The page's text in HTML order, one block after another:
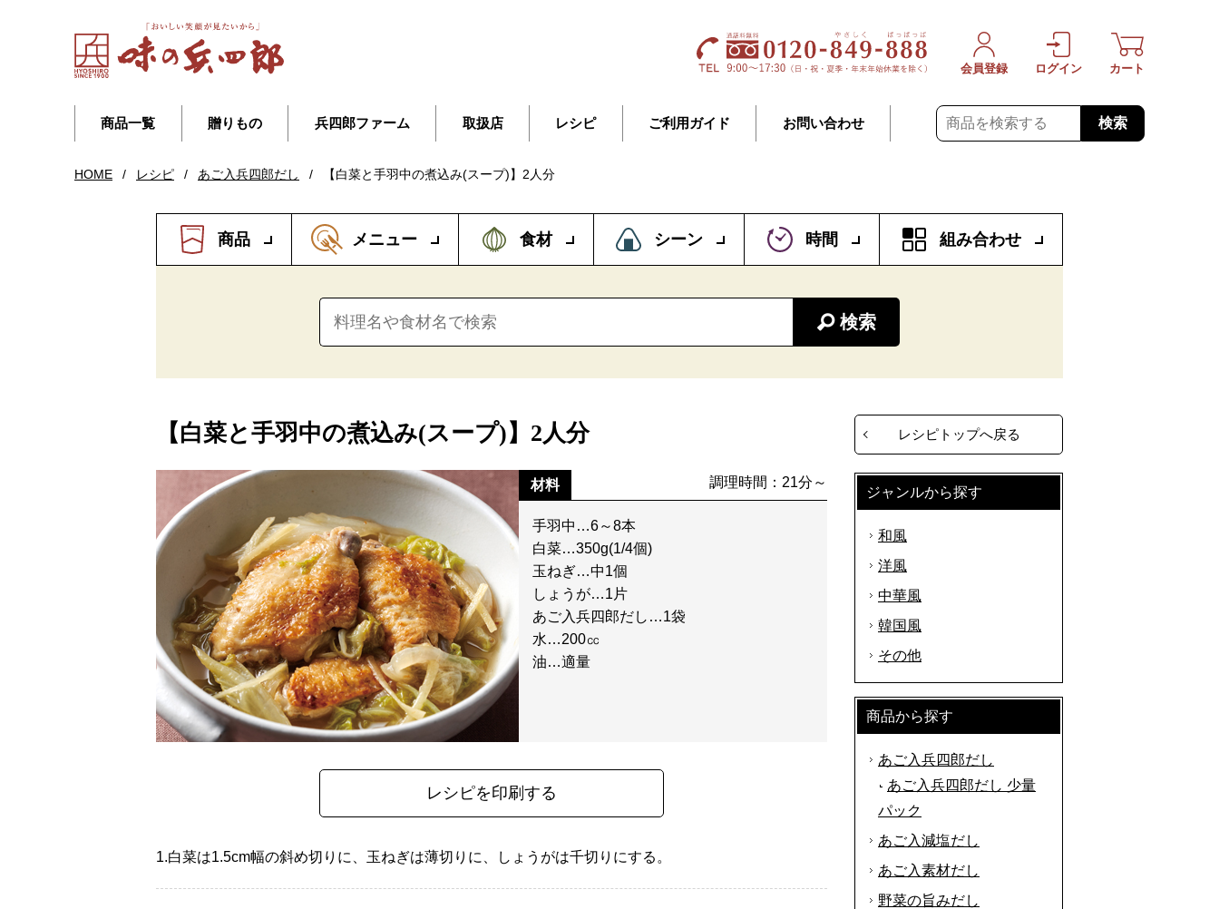
商品一覧 贈りもの 兵四郎ファーム 取扱店 レシピ ご利用ガイド お問い合わせ 検索
会員登録 ログイン カート
HOME / レシピ / あご入兵四郎だし / 【白菜と手羽中の煮込み(スープ)】2人分
商品 メニュー 食材 シーン 時間 組み合わせ
検索
【白菜と手羽中の煮込み(スープ)】2人分
材料 調理時間：21分～
手羽中…6～8本
白菜…350g(1/4個)
玉ねぎ…中1個
しょうが…1片
あご入兵四郎だし…1袋
水…200㏄
油…適量
レシピを印刷する
1.白菜は1.5cm幅の斜め切りに、玉ねぎは薄切りに、しょうがは千切りにする。
レシピトップへ戻る
ジャンルから探す
和風
洋風
中華風
韓国風
その他
商品から探す
あご入兵四郎だし
あご入兵四郎だし 少量
パック
あご入減塩だし
あご入素材だし
野菜の旨みだし